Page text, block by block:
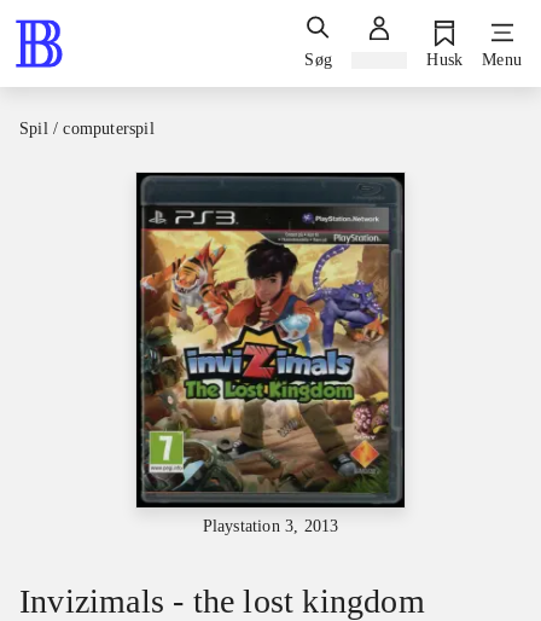
Søg Husk Menu
Spil / computerspil
Playstation 3, 2013
Invizimals - the lost kingdom